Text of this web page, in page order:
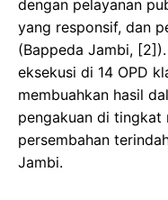
dengan pelayanan
yang responsif, dan
(Bappeda Jambi,
eksekusi di 14 OPD
membuahkan hasil
pengakuan di tingkat
persembahan
Jambi.